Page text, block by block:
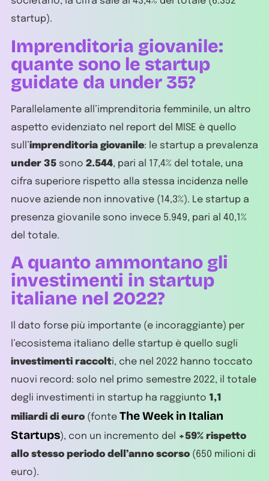
startup).
Imprenditoria giovanile:
quante sono le startup
guidate da under 35?
Parallelamente all’imprenditoria femminile, un altro
aspetto evidenziato nel report del MISE è quello
sull’imprenditoria giovanile: le startup a prevalenza
under 35 sono 2.544, pari al 17,4% del totale, una
cifra superiore rispetto alla stessa incidenza nelle
nuove aziende non innovative (14,3%). Le startup a
presenza giovanile sono invece 5.949, pari al 40,1%
del totale.
A quanto ammontano gli
investimenti in startup
italiane nel 2022?
Il dato forse più importante (e incoraggiante) per
l’ecosistema italiano delle startup è quello sugli
investimenti raccolti, che nel 2022 hanno toccato
nuovi record: solo nel primo semestre 2022, il totale
degli investimenti in startup ha raggiunto 1,1
miliardi di euro (fonte The Week in Italian
Startups), con un incremento del +59% rispetto
allo stesso periodo dell’anno scorso (650 milioni di
euro).